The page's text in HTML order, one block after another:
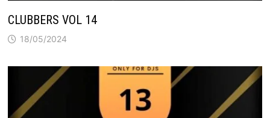
CLUBBERS VOL 14
18/05/2024